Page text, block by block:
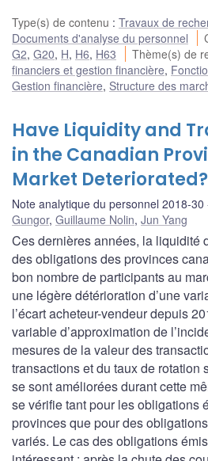
Type(s) de contenu : Travaux de
Documents d'analyse du personnel
G2, G20, H, H6, H63 Thème(s) de
financiers et gestion financière,
Gestion financière, Structure des
Have Liquidity and
in the Canadian
Market Deteriorated?
Note analytique du personnel 2018-30
Gungor, Guillaume Nolin, Jun Yang
Ces dernières années, la liquidité
des obligations des provinces
bon nombre de participants au
une légère détérioration d’une
l’écart acheteur-vendeur depuis
variable d’approximation de
mesures de la valeur des
transactions et du taux de rotation
se sont améliorées durant cette
se vérifie tant pour les obligations
provinces que pour des
variés. Le cas des obligations